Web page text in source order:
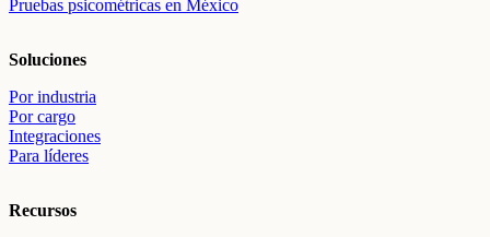
Pruebas psicométricas en México
Soluciones
Por industria
Por cargo
Integraciones
Para líderes
Recursos